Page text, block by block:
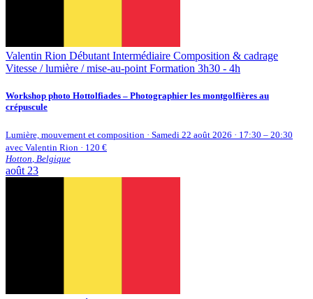
Valentin Rion Débutant Intermédiaire Composition & cadrage
Vitesse / lumière / mise-au-point Formation 3h30 - 4h
Workshop photo Hottolfiades – Photographier les montgolfières au
crépuscule
Lumière, mouvement et composition · Samedi 22 août 2026 · 17:30 – 20:30
avec Valentin Rion · 120 €
Hotton, Belgique
août 23